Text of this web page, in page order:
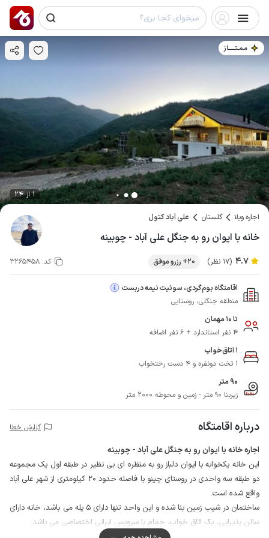
مـمـتــــــاز
1 از 24
اجاره ویلا گلستان علی آباد کتول
خانه با ایوان رو به جنگل علی آباد - چوبینه
4.7 (17 نظر) 20+ رزرو موفق کد: 3265458
اقامتگاه بوم‌گردی، سوئیت نیمه دربست
منطقه جنگلی، روستایی
تا 10 مهمان
4 نفر استاندارد + 6 نفر اضافه
1 اتاق‌خواب
1 تخت دونفره و 4 دست رختخواب
90 متر
زیربنا 90 متر - زمین و محوطه 2000 متر
درباره اقامتگاه گزارش خطا
اجاره خانه با ایوان رو به جنگل علی آباد - چوبینه
این خانه یکخوابه با ایوان دلباز رو به منظره ای بی نظیر در طبقه اول یک مجموعه
دو طبقه سه واحدی در روستای چینو با فاصله حدود 20 کیلومتری از شهر علی آباد
واقع شده است.
ساختمان در شیب زمین بنا شده و این واحد تنها دارای 5 پله می باشد، خانه دارای
سالن پذیرایی، یک اتاق خواب، حمام با سرویس ایرانی اختصاصی می باشد.